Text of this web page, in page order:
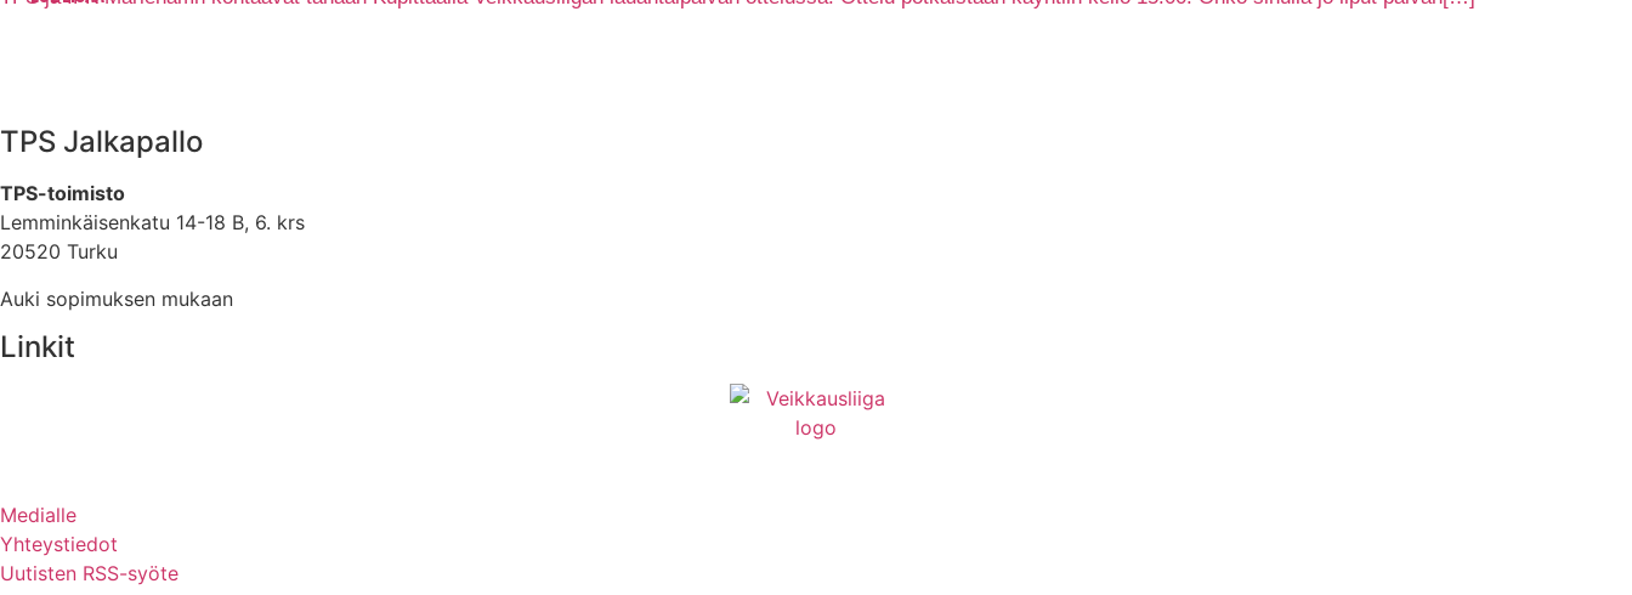
TPS Jalkapallo
TPS-toimisto
Lemminkäisenkatu 14-18 B, 6. krs
20520 Turku
Auki sopimuksen mukaan
Linkit
Medialle
Yhteystiedot
Uutisten RSS-syöte